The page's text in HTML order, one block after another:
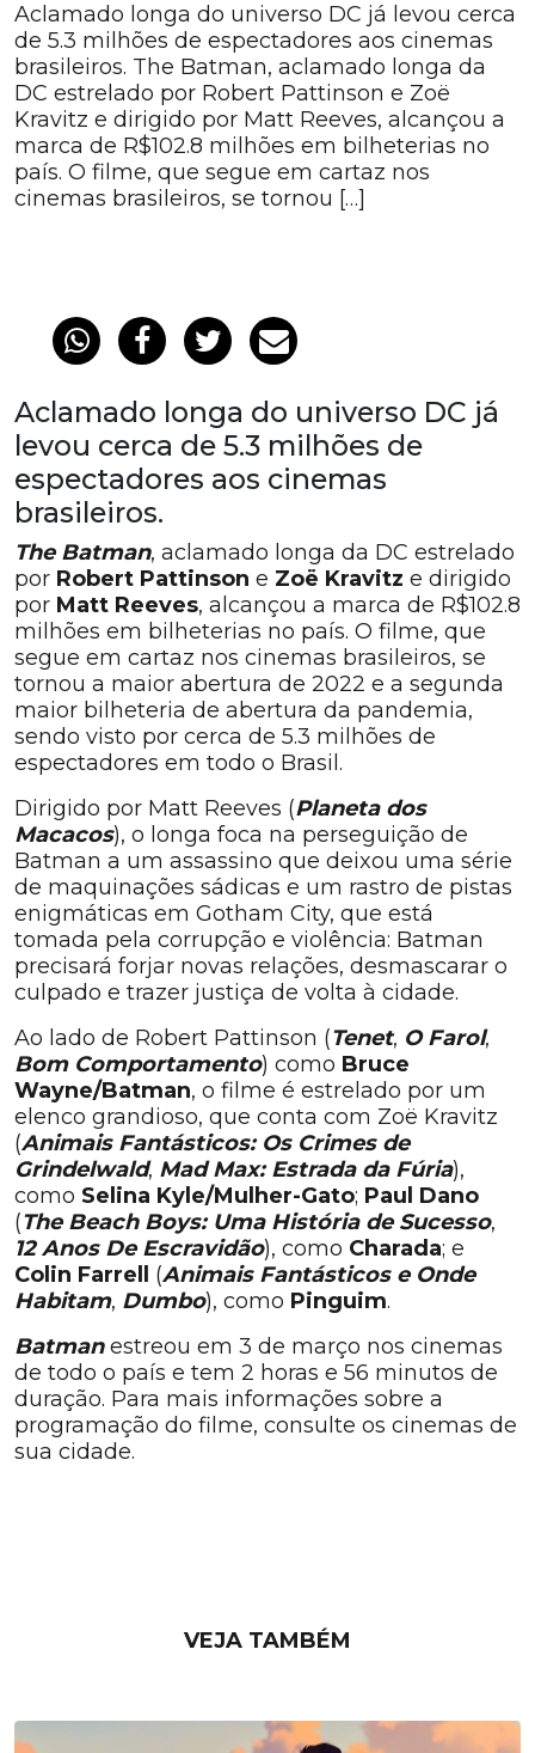
Aclamado longa do universo DC já levou cerca
de 5.3 milhões de espectadores aos cinemas
brasileiros. The Batman, aclamado longa da
DC estrelado por Robert Pattinson e Zoë
Kravitz e dirigido por Matt Reeves, alcançou a
marca de R$102.8 milhões em bilheterias no
país. O filme, que segue em cartaz nos
cinemas brasileiros, se tornou […]
Aclamado longa do universo DC já
levou cerca de 5.3 milhões de
espectadores aos cinemas
brasileiros.
The Batman, aclamado longa da DC estrelado
por Robert Pattinson e Zoë Kravitz e dirigido
por Matt Reeves, alcançou a marca de R$102.8
milhões em bilheterias no país. O filme, que
segue em cartaz nos cinemas brasileiros, se
tornou a maior abertura de 2022 e a segunda
maior bilheteria de abertura da pandemia,
sendo visto por cerca de 5.3 milhões de
espectadores em todo o Brasil.
Dirigido por Matt Reeves (Planeta dos
Macacos), o longa foca na perseguição de
Batman a um assassino que deixou uma série
de maquinações sádicas e um rastro de pistas
enigmáticas em Gotham City, que está
tomada pela corrupção e violência: Batman
precisará forjar novas relações, desmascarar o
culpado e trazer justiça de volta à cidade.
Ao lado de Robert Pattinson (Tenet, O Farol,
Bom Comportamento) como Bruce
Wayne/Batman, o filme é estrelado por um
elenco grandioso, que conta com Zoë Kravitz
(Animais Fantásticos: Os Crimes de
Grindelwald, Mad Max: Estrada da Fúria),
como Selina Kyle/Mulher-Gato; Paul Dano
(The Beach Boys: Uma História de Sucesso,
12 Anos De Escravidão), como Charada; e
Colin Farrell (Animais Fantásticos e Onde
Habitam, Dumbo), como Pinguim.
Batmanestreou em 3 de março nos cinemas
de todo o país e tem 2 horas e 56 minutos de
duração. Para mais informações sobre a
programação do filme, consulte os cinemas de
sua cidade.
VEJA TAMBÉM